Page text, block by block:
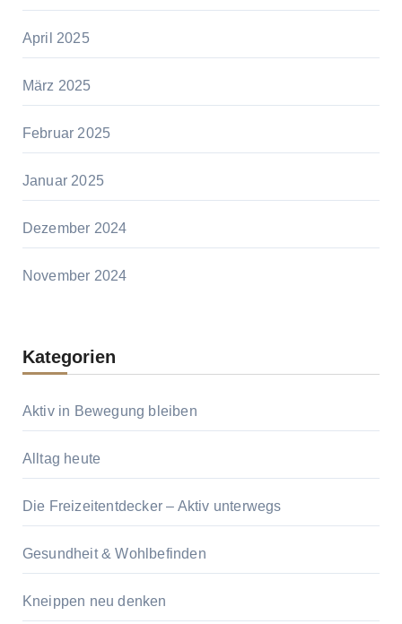
April 2025
März 2025
Februar 2025
Januar 2025
Dezember 2024
November 2024
Kategorien
Aktiv in Bewegung bleiben
Alltag heute
Die Freizeitentdecker – Aktiv unterwegs
Gesundheit & Wohlbefinden
Kneippen neu denken